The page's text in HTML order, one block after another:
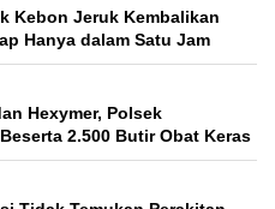
Kebon Jeruk Kembalikan
Hanya dalam Satu Jam
Hexymer, Polsek
2.500 Butir Obat Keras